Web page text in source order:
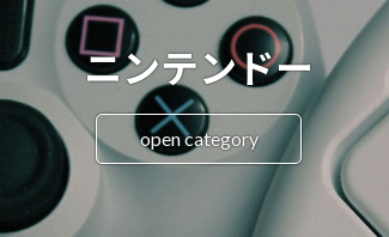
ニンテンドー
open category